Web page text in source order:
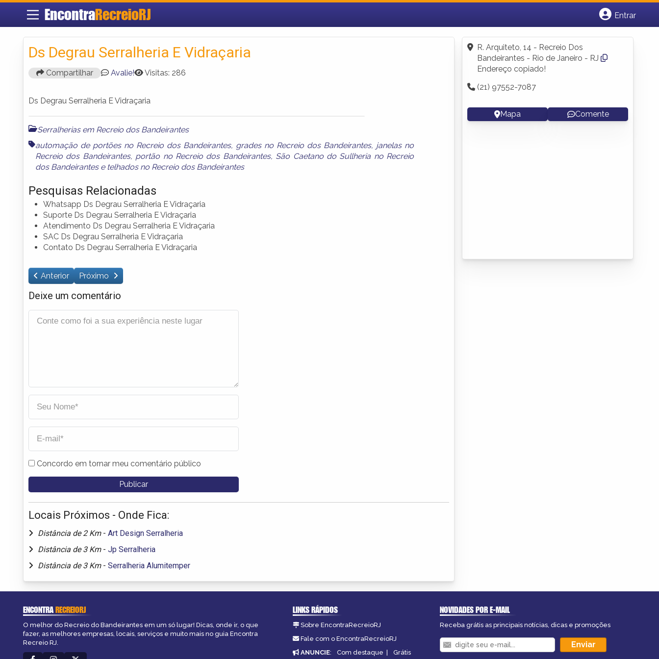
EncontraRecreioRJ
Entrar
Fazer login
Criar conta
Ds Degrau Serralheria E Vidraçaria
Compartilhar Avalie! Visitas: 286
Ds Degrau Serralheria E Vidraçaria
Serralherias em Recreio dos Bandeirantes
automação de portões no Recreio dos Bandeirantes, grades no Recreio dos Bandeirantes, janelas no
Recreio dos Bandeirantes, portão no Recreio dos Bandeirantes, São Caetano do Sullheria no Recreio
dos Bandeirantese telhados no Recreio dos Bandeirantes
Pesquisas Relacionadas
Whatsapp Ds Degrau Serralheria E Vidraçaria
Suporte Ds Degrau Serralheria E Vidraçaria
Atendimento Ds Degrau Serralheria E Vidraçaria
SAC Ds Degrau Serralheria E Vidraçaria
Contato Ds Degrau Serralheria E Vidraçaria
Anterior Próximo
Deixe um comentário
Concordo em tornar meu comentário público
Locais Próximos - Onde Fica:
Distância de 2 Km - Art Design Serralheria
Distância de 3 Km - Jp Serralheria
Distância de 3 Km - Serralheria Alumitemper
R. Arquiteto, 14 - Recreio Dos
Bandeirantes - Rio de Janeiro - RJ
Endereço copiado!
(21) 97552-7087
Mapa Comente
ENCONTRARECREIORJ
O melhor do Recreio do Bandeirantes em um só lugar! Dicas, onde ir, o que
fazer, as melhores empresas, locais, serviços e muito mais no guia Encontra
Recreio RJ.
LINKS RÁPIDOS
Sobre EncontraRecreioRJ
Fale com o EncontraRecreioRJ
ANUNCIE: Com destaque | Grátis
NOVIDADES POR E-MAIL
Receba grátis as principais notícias, dicas e promoções